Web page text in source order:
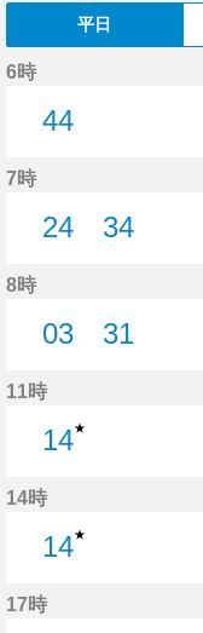
平日
6時
44
7時
24
34
8時
03
31
11時
14★
14時
14★
17時